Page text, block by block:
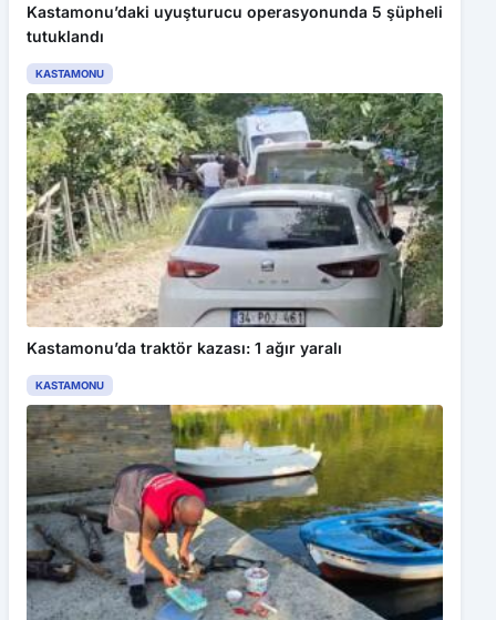
Kastamonu’daki uyuşturucu operasyonunda 5 şüpheli
tutuklandı
KASTAMONU
Kastamonu’da traktör kazası: 1 ağır yaralı
KASTAMONU